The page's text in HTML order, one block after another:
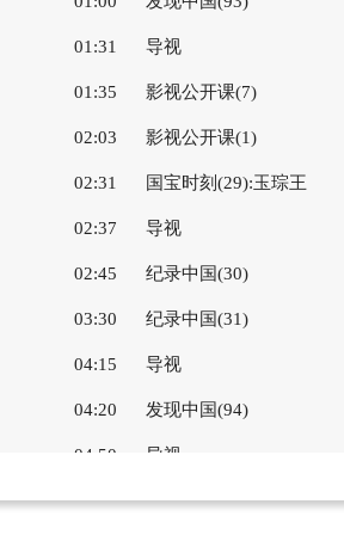
01:31 导视
01:35 影视公开课(7)
02:03 影视公开课(1)
02:31 国宝时刻(29):玉琮王
02:37 导视
02:45 纪录中国(30)
03:30 纪录中国(31)
04:15 导视
04:20 发现中国(94)
04:50 导视
04:51 国宝时刻(30):翔鹭纹铜鼓